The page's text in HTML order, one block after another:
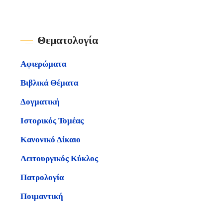
Θεματολογία
Αφιερώματα
Βιβλικά Θέματα
Δογματική
Ιστορικός Τομέας
Κανονικό Δίκαιο
Λειτουργικός Κύκλος
Πατρολογία
Ποιμαντική